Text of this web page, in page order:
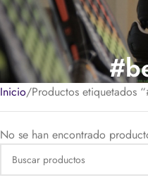
Inicio Productos etiquetados
No se han encontrado